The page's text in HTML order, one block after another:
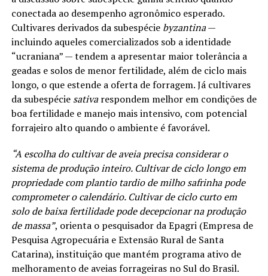
conectada ao desempenho agronômico esperado.
Cultivares derivados da subespécie byzantina—
incluindo aqueles comercializados sob a identidade
“ucraniana” — tendem a apresentar maior tolerância a
geadas e solos de menor fertilidade, além de ciclo mais
longo, o que estende a oferta de forragem. Já cultivares
da subespécie sativarespondem melhor em condições de
boa fertilidade e manejo mais intensivo, com potencial
forrajeiro alto quando o ambiente é favorável.
“A escolha do cultivar de aveia precisa considerar o
sistema de produção inteiro. Cultivar de ciclo longo em
propriedade com plantio tardio de milho safrinha pode
comprometer o calendário. Cultivar de ciclo curto em
solo de baixa fertilidade pode decepcionar na produção
de massa”, orienta o pesquisador da Epagri (Empresa de
Pesquisa Agropecuária e Extensão Rural de Santa
Catarina), instituição que mantém programa ativo de
melhoramento de aveias forrageiras no Sul do Brasil.